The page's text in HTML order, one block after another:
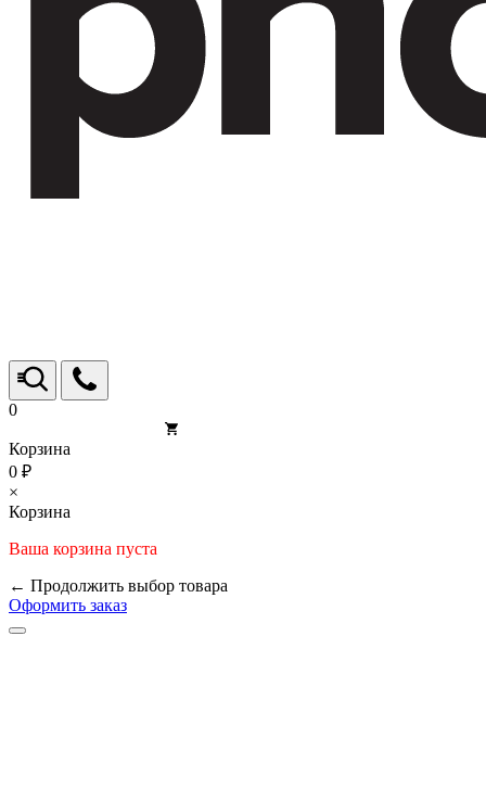
0
Корзина
0 ₽
×
Корзина
Ваша корзина пуста
← Продолжить выбор товара
Оформить заказ